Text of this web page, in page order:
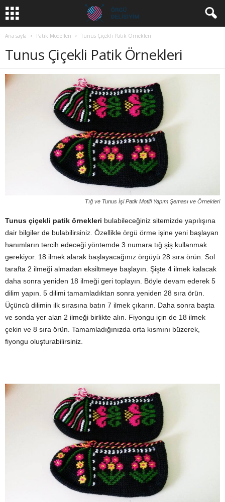
Ana sayfa Patik Modelleri Tunus Çiçekli Patik Örnekleri
Tunus Çiçekli Patik Örnekleri
Tığ ve Tunus İşi Patik Motifi Yapım Şeması ve Örnekleri
Tunus çiçekli patik örnekleri bulabileceğiniz sitemizde yapılışına
dair bilgiler de bulabilirsiniz. Özellikle örgü örme işine yeni başlayan
hanımların tercih edeceği yöntemde 3 numara tığ şiş kullanmak
gerekiyor. 18 ilmek alarak başlayacağınız örgüyü 28 sıra örün. Sol
tarafta 2 ilmeği almadan eksiltmeye başlayın. Şişte 4 ilmek kalacak
daha sonra yeniden 18 ilmeği geri toplayın. Böyle devam ederek 5
dilim yapın. 5 dilimi tamamladıktan sonra yeniden 28 sıra örün.
Üçüncü dilimin ilk sırasına batın 7 ilmek çıkarın. Daha sonra başta
ve sonda yer alan 2 ilmeği birlikte alın. Fiyongu için de 18 ilmek
çekin ve 8 sıra örün. Tamamladığınızda orta kısmını büzerek,
fiyongu oluşturabilirsiniz.